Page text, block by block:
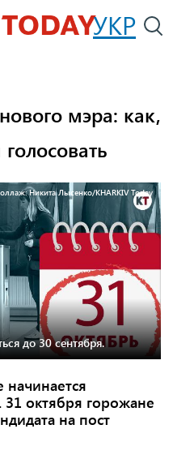
УКР
мэра: как,
Никита Лысенко/KHARKIV Today
до 30 сентября.
начинается
октября горожане
на пост